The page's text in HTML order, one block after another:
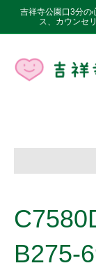
吉祥寺公園口3分の
ス、カウンセ
B275-